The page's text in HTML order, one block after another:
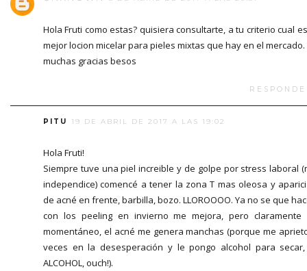
Hola Fruti como estas? quisiera consultarte, a tu criterio cual
mejor locion micelar para pieles mixtas que hay en el mercado.
muchas gracias besos
PITU 19 DE ABRIL DE 2017 A LAS 19:02
Hola Fruti!
Siempre tuve una piel increible y de golpe por stress laboral
independice) comencé a tener la zona T mas oleosa y
de acné en frente, barbilla, bozo. LLOROOOO. Ya no se que
con los peeling en invierno me mejora, pero claramente
momentáneo, el acné me genera manchas (porque me
veces en la desesperación y le pongo alcohol para secar,
ALCOHOL, ouch!).